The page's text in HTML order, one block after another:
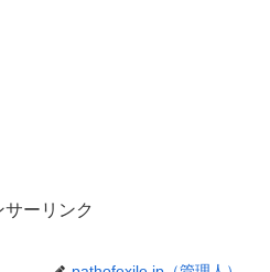
サーリンク